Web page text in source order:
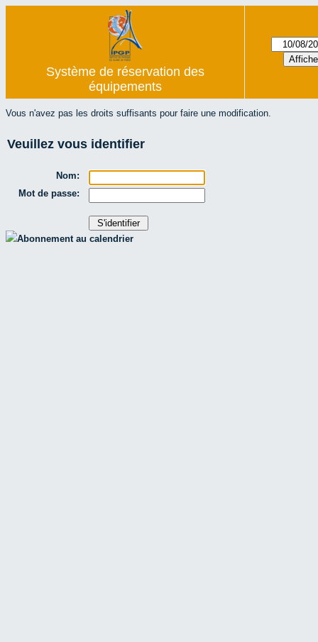
Système de réservation des
équipements
Vous n'avez pas les droits suffisants pour faire une modification.
Veuillez vous identifier
Nom:
Mot de passe:
Abonnement au calendrier